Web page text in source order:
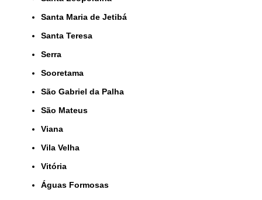
Santa Maria de Jetibá
Santa Teresa
Serra
Sooretama
São Gabriel da Palha
São Mateus
Viana
Vila Velha
Vitória
Águas Formosas